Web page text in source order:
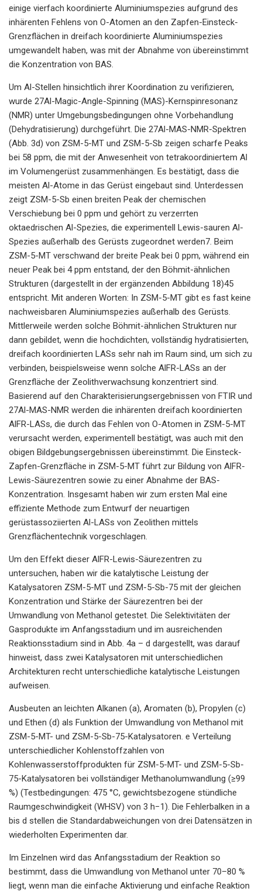
einige vierfach koordinierte Aluminiumspezies aufgrund des
inhärenten Fehlens von O-Atomen an den Zapfen-Einsteck-
Grenzflächen in dreifach koordinierte Aluminiumspezies
umgewandelt haben, was mit der Abnahme von übereinstimmt
die Konzentration von BAS.
Um Al-Stellen hinsichtlich ihrer Koordination zu verifizieren,
wurde 27Al-Magic-Angle-Spinning (MAS)-Kernspinresonanz
(NMR) unter Umgebungsbedingungen ohne Vorbehandlung
(Dehydratisierung) durchgeführt. Die 27Al-MAS-NMR-Spektren
(Abb. 3d) von ZSM-5-MT und ZSM-5-Sb zeigen scharfe Peaks
bei 58 ppm, die mit der Anwesenheit von tetrakoordiniertem Al
im Volumengerüst zusammenhängen. Es bestätigt, dass die
meisten Al-Atome in das Gerüst eingebaut sind. Unterdessen
zeigt ZSM-5-Sb einen breiten Peak der chemischen
Verschiebung bei 0 ppm und gehört zu verzerrten
oktaedrischen Al-Spezies, die experimentell Lewis-sauren Al-
Spezies außerhalb des Gerüsts zugeordnet werden7. Beim
ZSM-5-MT verschwand der breite Peak bei 0 ppm, während ein
neuer Peak bei 4 ppm entstand, der den Böhmit-ähnlichen
Strukturen (dargestellt in der ergänzenden Abbildung 18)45
entspricht. Mit anderen Worten: In ZSM-5-MT gibt es fast keine
nachweisbaren Aluminiumspezies außerhalb des Gerüsts.
Mittlerweile werden solche Böhmit-ähnlichen Strukturen nur
dann gebildet, wenn die hochdichten, vollständig hydratisierten,
dreifach koordinierten LASs sehr nah im Raum sind, um sich zu
verbinden, beispielsweise wenn solche AlFR-LASs an der
Grenzfläche der Zeolithverwachsung konzentriert sind.
Basierend auf den Charakterisierungsergebnissen von FTIR und
27Al-MAS-NMR werden die inhärenten dreifach koordinierten
AlFR-LASs, die durch das Fehlen von O-Atomen in ZSM-5-MT
verursacht werden, experimentell bestätigt, was auch mit den
obigen Bildgebungsergebnissen übereinstimmt. Die Einsteck-
Zapfen-Grenzfläche in ZSM-5-MT führt zur Bildung von AlFR-
Lewis-Säurezentren sowie zu einer Abnahme der BAS-
Konzentration. Insgesamt haben wir zum ersten Mal eine
effiziente Methode zum Entwurf der neuartigen
gerüstassoziierten Al-LASs von Zeolithen mittels
Grenzflächentechnik vorgeschlagen.
Um den Effekt dieser AlFR-Lewis-Säurezentren zu
untersuchen, haben wir die katalytische Leistung der
Katalysatoren ZSM-5-MT und ZSM-5-Sb-75 mit der gleichen
Konzentration und Stärke der Säurezentren bei der
Umwandlung von Methanol getestet. Die Selektivitäten der
Gasprodukte im Anfangsstadium und im ausreichenden
Reaktionsstadium sind in Abb. 4a – d dargestellt, was darauf
hinweist, dass zwei Katalysatoren mit unterschiedlichen
Architekturen recht unterschiedliche katalytische Leistungen
aufweisen.
Ausbeuten an leichten Alkanen (a), Aromaten (b), Propylen (c)
und Ethen (d) als Funktion der Umwandlung von Methanol mit
ZSM-5-MT- und ZSM-5-Sb-75-Katalysatoren. e Verteilung
unterschiedlicher Kohlenstoffzahlen von
Kohlenwasserstoffprodukten für ZSM-5-MT- und ZSM-5-Sb-
75-Katalysatoren bei vollständiger Methanolumwandlung (≥99
%) (Testbedingungen: 475 °C, gewichtsbezogene stündliche
Raumgeschwindigkeit (WHSV) von 3 h−1). Die Fehlerbalken in a
bis d stellen die Standardabweichungen von drei Datensätzen in
wiederholten Experimenten dar.
Im Einzelnen wird das Anfangsstadium der Reaktion so
bestimmt, dass die Umwandlung von Methanol unter 70–80 %
liegt, wenn man die einfache Aktivierung und einfache Reaktion